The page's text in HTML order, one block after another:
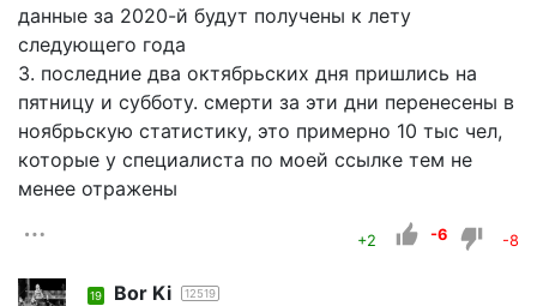
данные за 2020-й будут получены к лету
следующего года
3. последние два октябрьских дня пришлись на
пятницу и субботу. смерти за эти дни перенесены в
ноябрьскую статистику, это примерно 10 тыс чел,
которые у специалиста по моей ссылке тем не
менее отражены
+2 -6 -8
19 Bor Ki 12519